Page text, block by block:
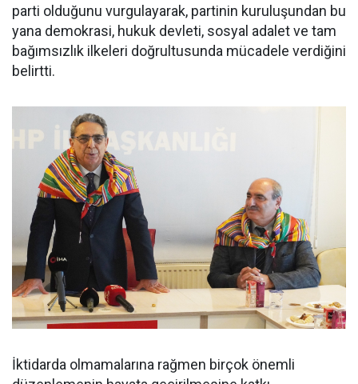
parti olduğunu vurgulayarak, partinin kuruluşundan bu
yana demokrasi, hukuk devleti, sosyal adalet ve tam
bağımsızlık ilkeleri doğrultusunda mücadele verdiğini
belirtti.
İktidarda olmamalarına rağmen birçok önemli